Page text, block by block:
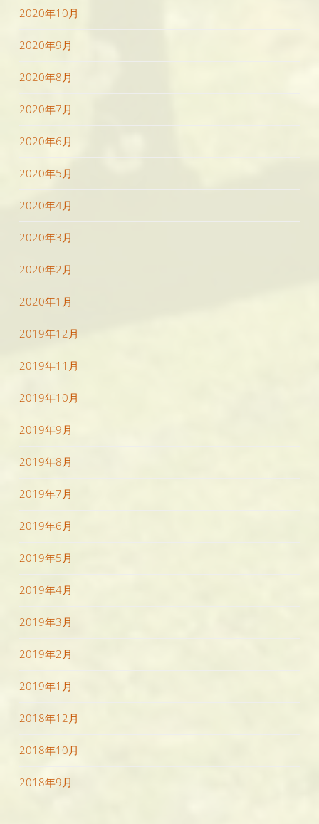
2020年10月
2020年9月
2020年8月
2020年7月
2020年6月
2020年5月
2020年4月
2020年3月
2020年2月
2020年1月
2019年12月
2019年11月
2019年10月
2019年9月
2019年8月
2019年7月
2019年6月
2019年5月
2019年4月
2019年3月
2019年2月
2019年1月
2018年12月
2018年10月
2018年9月